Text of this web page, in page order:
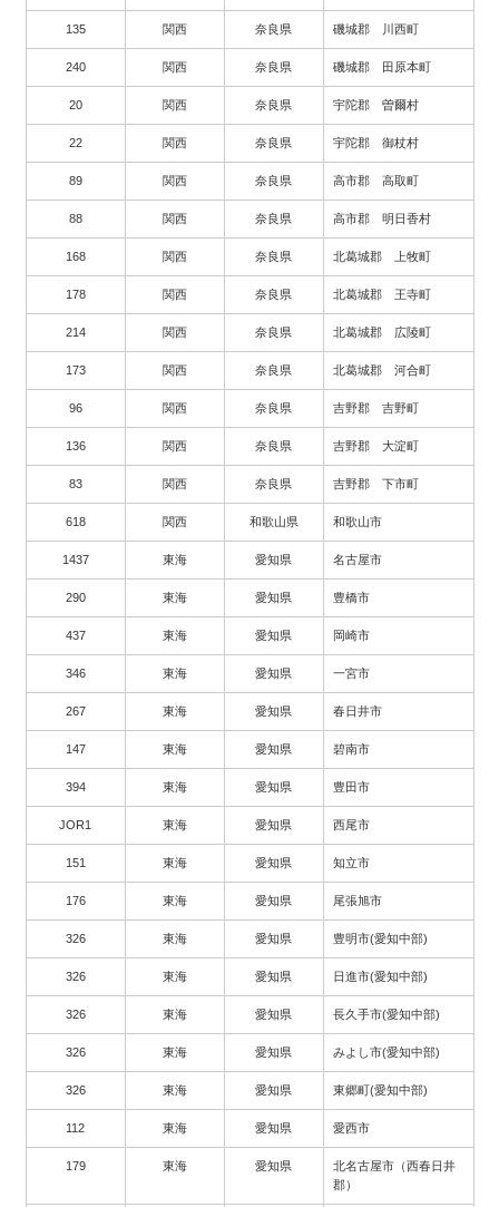
135 関西 奈良県 磯城郡 川西町
240 関西 奈良県 磯城郡 田原本町
20 関西 奈良県 宇陀郡 曽爾村
22 関西 奈良県 宇陀郡 御杖村
89 関西 奈良県 高市郡 高取町
88 関西 奈良県 高市郡 明日香村
168 関西 奈良県 北葛城郡 上牧町
178 関西 奈良県 北葛城郡 王寺町
214 関西 奈良県 北葛城郡 広陵町
173 関西 奈良県 北葛城郡 河合町
96 関西 奈良県 吉野郡 吉野町
136 関西 奈良県 吉野郡 大淀町
83 関西 奈良県 吉野郡 下市町
618 関西 和歌山県 和歌山市
1437 東海 愛知県 名古屋市
290 東海 愛知県 豊橋市
437 東海 愛知県 岡崎市
346 東海 愛知県 一宮市
267 東海 愛知県 春日井市
147 東海 愛知県 碧南市
394 東海 愛知県 豊田市
JOR1 東海 愛知県 西尾市
151 東海 愛知県 知立市
176 東海 愛知県 尾張旭市
326 東海 愛知県 豊明市(愛知中部)
326 東海 愛知県 日進市(愛知中部)
326 東海 愛知県 長久手市(愛知中部)
326 東海 愛知県 みよし市(愛知中部)
326 東海 愛知県 東郷町(愛知中部)
112 東海 愛知県 愛西市
179 東海 愛知県
北名古屋市（西春日井
郡）